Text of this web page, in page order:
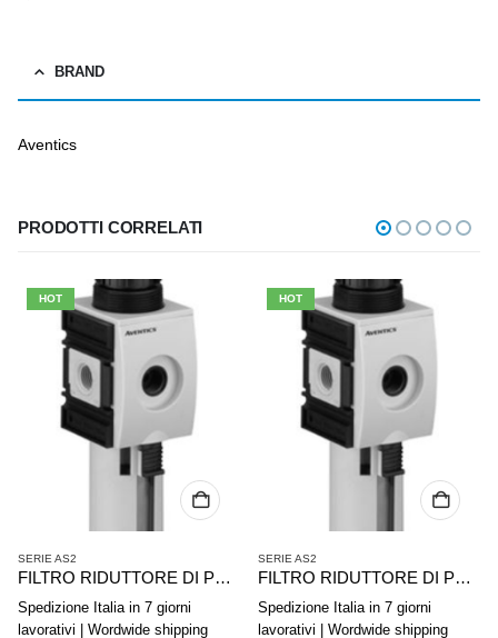
BRAND
Aventics
PRODOTTI CORRELATI
HOT
SERIE AS2
FILTRO RIDUTTORE DI PRESSIONE AVENTICS SERIE AS2-FLS R412006015
Spedizione Italia in 7 giorni
lavorativi | Wordwide shipping
HOT
SERIE AS2
FILTRO RIDUTTORE DI PRESSIONE AVENTICS SERIE AS2-FLS R412006010
Spedizione Italia in 7 giorni
lavorativi | Wordwide shipping